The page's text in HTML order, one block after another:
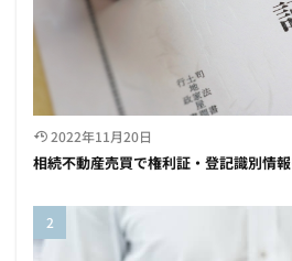
2022年11月20日
相続不動産売買で権利証・登記識別情